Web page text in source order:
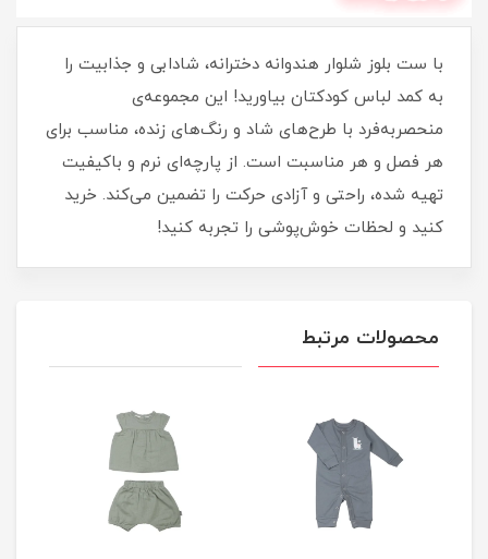
با ست بلوز شلوار هندوانه دخترانه، شادابی و جذابیت را
به کمد لباس کودکتان بیاورید! این مجموعه‌ی
منحصربه‌فرد با طرح‌های شاد و رنگ‌های زنده، مناسب برای
هر فصل و هر مناسبت است. از پارچه‌ای نرم و باکیفیت
تهیه شده، راحتی و آزادی حرکت را تضمین می‌کند. خرید
کنید و لحظات خوش‌پوشی را تجربه کنید!
محصولات مرتبط